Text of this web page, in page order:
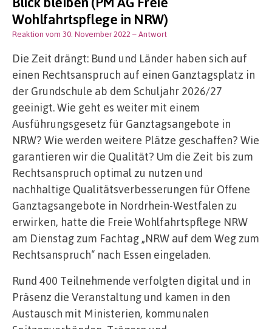
Wohlfahrtspflege in NRW)
Reaktion vom 30. November 2022 – Antwort
Die Zeit drängt: Bund und Länder haben sich auf
einen Rechtsanspruch auf einen Ganztagsplatz in
der Grundschule ab dem Schuljahr 2026/27
geeinigt. Wie geht es weiter mit einem
Ausführungsgesetz für Ganztagsangebote in
NRW? Wie werden weitere Plätze geschaffen? Wie
garantieren wir die Qualität? Um die Zeit bis zum
Rechtsanspruch optimal zu nutzen und
nachhaltige Qualitätsverbesserungen für Offene
Ganztagsangebote in Nordrhein-Westfalen zu
erwirken, hatte die Freie Wohlfahrtspflege NRW
am Dienstag zum Fachtag „NRW auf dem Weg zum
Rechtsanspruch“ nach Essen eingeladen.
Rund 400 Teilnehmende verfolgten digital und in
Präsenz die Veranstaltung und kamen in den
Austausch mit Ministerien, kommunalen